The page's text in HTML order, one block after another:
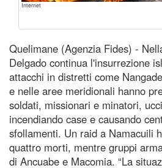
Internet
Quelimane (Agenzia Fides) -
Delgado continua l'insurrezione
attacchi in distretti come
e nelle aree meridionali hanno
soldati, missionari e minatori,
incendiando case e causando
sfollamenti. Un raid a Namacuili
quattro morti, mentre gruppi
di Ancuabe e Macomia. “La